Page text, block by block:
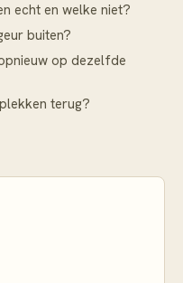
echt en welke niet?
buiten?
op dezelfde
terug?